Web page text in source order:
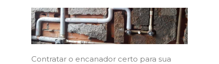
Contratar o encanador certo para sua